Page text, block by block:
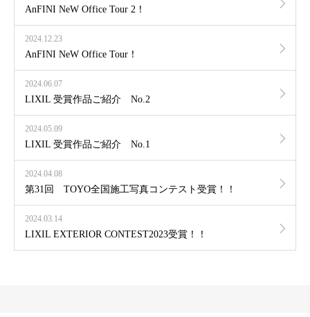
AnFINI NeW Office Tour 2！
2024.12.23
AnFINI NeW Office Tour！
2024.06.07
LIXIL 受賞作品ご紹介 No.2
2024.05.09
LIXIL 受賞作品ご紹介 No.1
2024.04.08
第31回 TOYO全国施工写真コンテスト受賞！！
2024.03.14
LIXIL EXTERIOR CONTEST2023受賞！！